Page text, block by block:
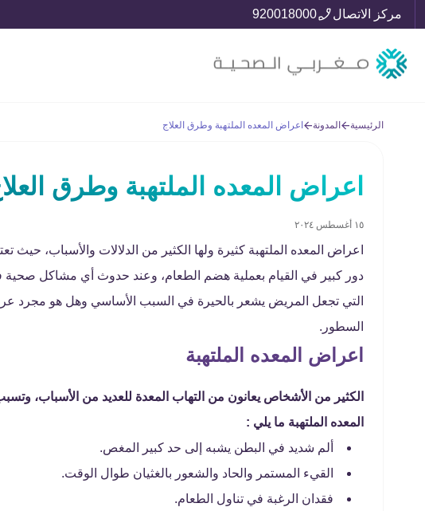
مركز الاتصال 920018000
الرئيسية المدونة اعراض المعده الملتهبة وطرق العلاج
اعراض المعده الملتهبة وطرق
١٥ أغسطس ٢٠٢٤
اعراض المعده الملتهبة كثيرة ولها الكثير من الدلالات والأسباب، حيث
دور كبير في القيام بعملية هضم الطعام، وعند حدوث أي مشاكل صحية
التي تجعل المريض يشعر بالحيرة في السبب الأساسي وهل هو
السطور.
اعراض المعده الملتهبة
الكثير من الأشخاص يعانون من التهاب المعدة للعديد من الأسباب،
المعده الملتهبة ما يلي :
ألم شديد في البطن يشبه إلى حد كبير المغص.
القيء المستمر والحاد والشعور بالغثيان طوال الوقت.
فقدان الرغبة في تناول الطعام.